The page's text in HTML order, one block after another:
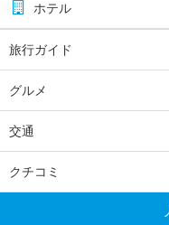
ホテル
旅行ガイド
グルメ
交通
クチコミ